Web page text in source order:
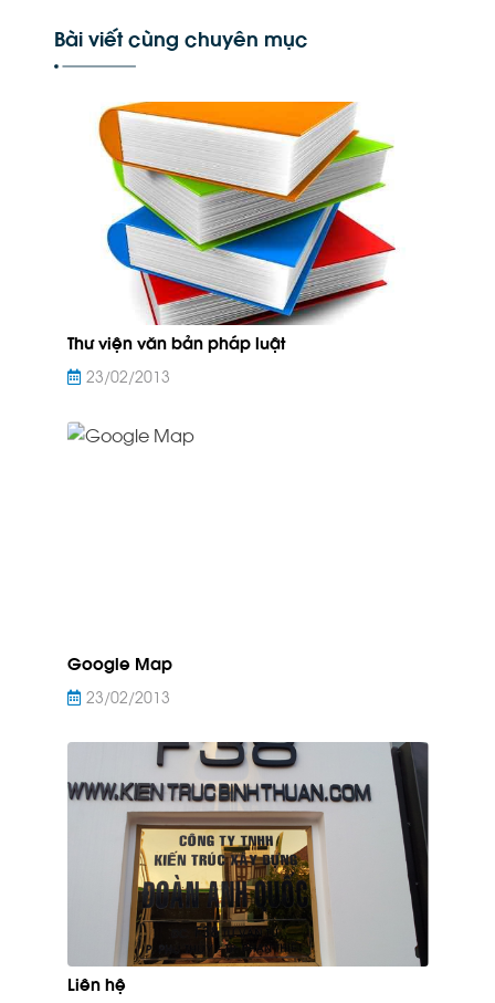
Bài viết cùng chuyên mục
Thư viện văn bản pháp luật
23/02/2013
Google Map
23/02/2013
Liên hệ